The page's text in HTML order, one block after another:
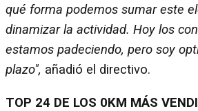
qué forma podemos sumar este
dinamizar la actividad. Hoy los
estamos padeciendo, pero soy
plazo", añadió el directivo.
TOP 24 DE LOS 0KM MÁS